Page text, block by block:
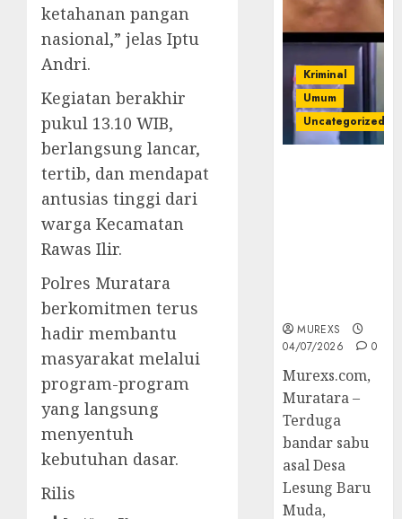
ketahanan pangan
nasional,” jelas Iptu
Andri.
Kegiatan berakhir
pukul 13.10 WIB,
berlangsung lancar,
tertib, dan mendapat
antusias tinggi dari
warga Kecamatan
Rawas Ilir.
Polres Muratara
berkomitmen terus
hadir membantu
masyarakat melalui
program-program
yang langsung
menyentuh
kebutuhan dasar.
Rilis
Kriminal
Umum
Uncategorized
MUREXS
04/07/2026
0
Murexs.com,
Muratara –
Terduga
bandar sabu
asal Desa
Lesung Baru
Muda,